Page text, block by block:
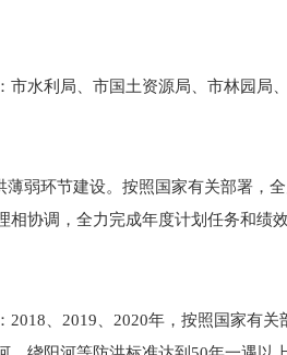
水利局、市国土资源局、市林园局、
环节建设。按照国家有关部署，全
相协调，全力完成年度计划任务和绩
、2019、2020年，按照国家有关